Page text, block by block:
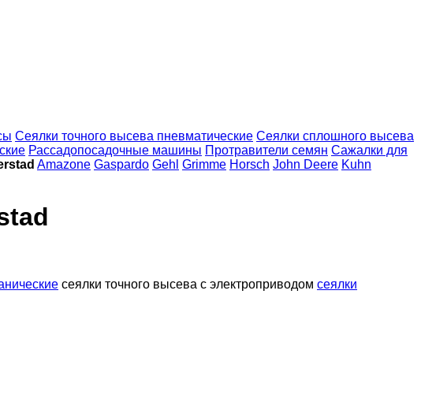
Сеялки точного высева пневматические Сеялки сплошного высева
Рассадопосадочные машины Протравители семян Сажалки для
Amazone Gaspardo Gehl Grimme Horsch John Deere Kuhn
сеялки точного высева с электроприводом сеялки